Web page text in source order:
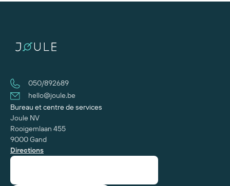
050/892689
hello@joule.be
Bureau et centre de services
Joule NV
Rooigemlaan 455
9000 Gand
Directions